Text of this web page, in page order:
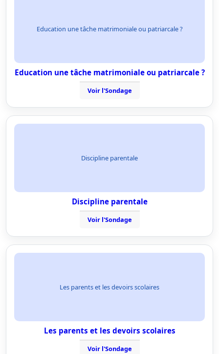
Education une tâche matrimoniale ou patriarcale ?
Education une tâche matrimoniale ou patriarcale ?
Voir l'Sondage
Discipline parentale
Discipline parentale
Voir l'Sondage
Les parents et les devoirs scolaires
Les parents et les devoirs scolaires
Voir l'Sondage